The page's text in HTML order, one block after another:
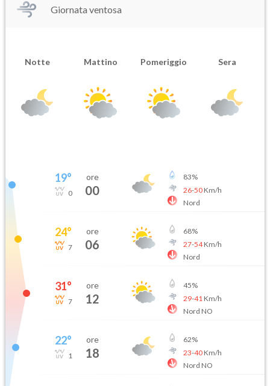
Giornata ventosa
Notte Mattino Pomeriggio Sera
19°
0
ore
00
83%
26-50Km/h
Nord
24°
7
ore
06
68%
27-54Km/h
Nord
31°
7
ore
12
45%
29-41 Km/h
Nord NO
22°
1
ore
18
62%
23-40Km/h
Nord NO